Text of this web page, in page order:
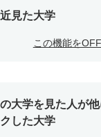
見た大学
この機能をOFF
大学を見た人が
した大学